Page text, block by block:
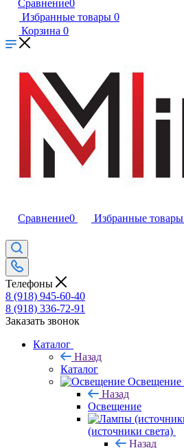
Сравнение0
Избранные товары 0
Корзина 0
Сравнение0 Избранные товары
Телефоны
8 (918) 945-60-40
8 (918) 336-72-91
Заказать звонок
Каталог
Назад
Каталог
Освещение
Назад
Освещение
(источники света)
Назад